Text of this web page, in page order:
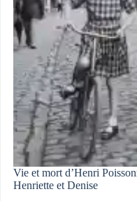
Vie et mort d’Henri
Henriette et Denise